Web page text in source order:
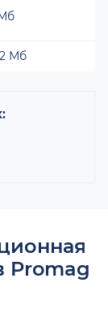
Мб
Promag